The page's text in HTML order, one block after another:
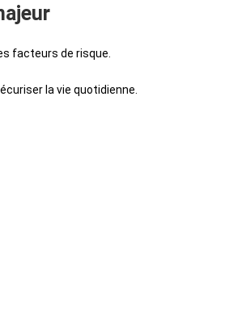
facteurs de risque.
la vie quotidienne.